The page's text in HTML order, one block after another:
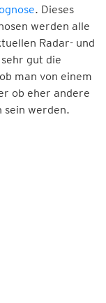
. Dieses
werden alle
Radar- und
gut die
man von einem
ob eher andere
sein werden.